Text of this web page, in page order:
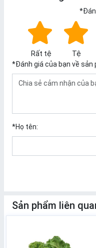
*
Rất tệ Tệ
*Đánh giá của bạn về sản
*Họ tên:
Sản phẩm liên